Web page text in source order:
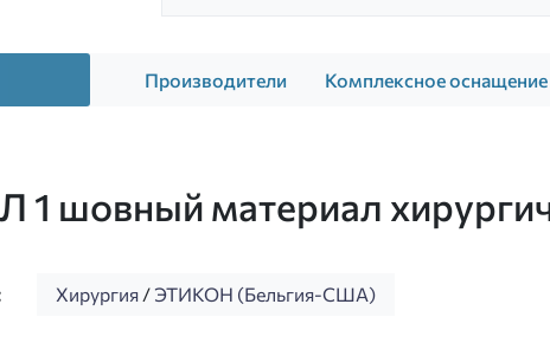
Производители Комплексное оснащение
шовный материал
Хирургия / ЭТИКОН (Бельгия-США)